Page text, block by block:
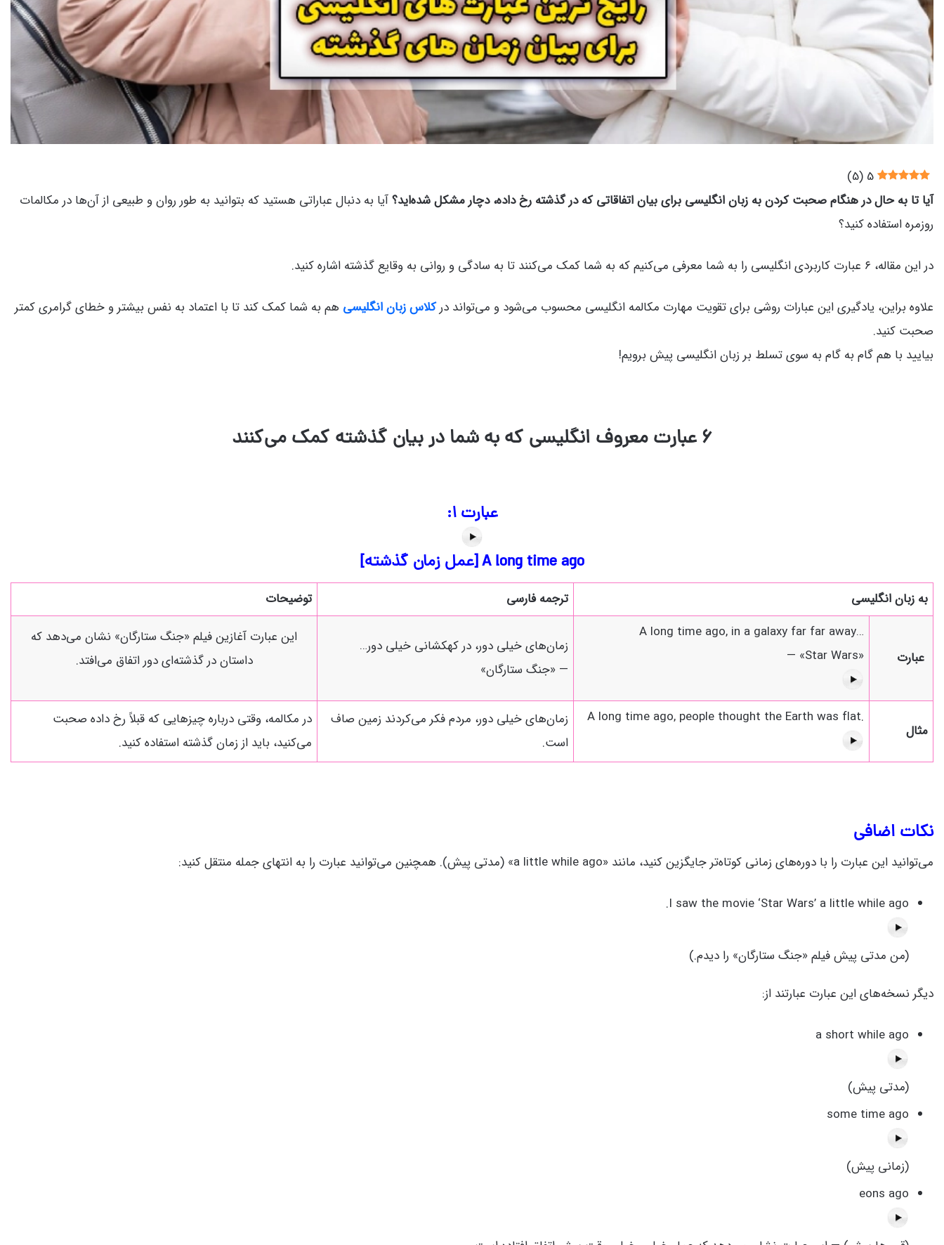
5
(
5
)
آیا تا به حال در هنگام صحبت کردن به زبان انگلیسی برای بیان اتفاقاتی که در گذشته رخ داده، دچار مشکل شده‌اید؟آیا به دنبال عباراتی هستید که بتوانید به طور روان و طبیعی از آن‌ها در مکالمات
روزمره استفاده کنید؟
در این مقاله، ۶ عبارت کاربردی انگلیسی را به شما معرفی می‌کنیم که به شما کمک می‌کنند تا به سادگی و روانی به وقایع گذشته اشاره کنید.
علاوه براین، یادگیری این عبارات روشی برای تقویت مهارت‌ مکالمه انگلیسی محسوب می‌شود و می‌تواند درکلاس‌ زبان انگلیسی هم به شما کمک کند تا با اعتماد به نفس بیشتر و خطای گرامری کمتر
صحبت کنید.
بیایید با هم گام به گام به سوی تسلط بر زبان انگلیسی پیش برویم!
۶ عبارت معروف انگلیسی که به شما در بیان گذشته کمک می‌کنند
عبارت ۱:
A long time ago [عمل زمان گذشته]
به زبان انگلیسی ترجمه فارسی توضیحات
A long time ago, in a galaxy far far away…
— «Star Wars»
زمان‌های خیلی دور، در کهکشانی خیلی دور…
— «جنگ ستارگان»
این عبارت آغازین فیلم «جنگ ستارگان» نشان می‌دهد که
داستان در گذشته‌ای دور اتفاق می‌افتد.
مثال
A long time ago, people thought the Earth was flat.
زمان‌های خیلی دور، مردم فکر می‌کردند زمین صاف
است.
در مکالمه، وقتی درباره چیزهایی که قبلاً رخ داده صحبت
می‌کنید، باید از زمان گذشته استفاده کنید.
نکات اضافی
می‌توانید این عبارت را با دوره‌های زمانی کوتاه‌تر جایگزین کنید، مانند «a little while ago» (مدتی پیش). همچنین می‌توانید عبارت را به انتهای جمله منتقل کنید:
I saw the movie ‘Star Wars’ a little while ago.
(من مدتی پیش فیلم «جنگ ستارگان» را دیدم.)
دیگر نسخه‌های این عبارت عبارتند از:
a short while ago
(مدتی پیش)
some time ago
(زمانی پیش)
eons ago